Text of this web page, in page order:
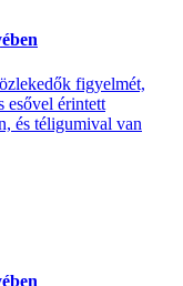
figyelmét,
esővel érintett
és téligumival van